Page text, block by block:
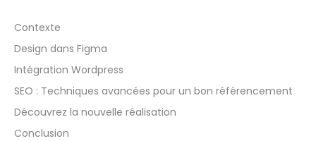
Contexte
Design dans Figma
Intégration Wordpress
SEO : Techniques avancées pour un bon référencement
Découvrez la nouvelle réalisation
Conclusion